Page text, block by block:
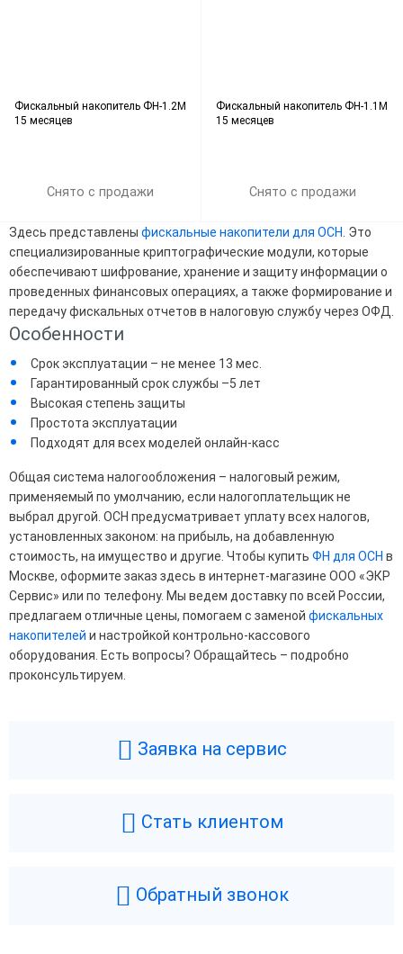
Фискальный накопитель ФН-1.2М
15 месяцев
Снято с продажи
Фискальный накопитель ФН-1.1М
15 месяцев
Снято с продажи
Здесь представлены фискальные накопители для ОСН . Это
специализированные криптографические модули, которые
обеспечивают шифрование, хранение и защиту информации о
проведенных финансовых операциях, а также формирование и
передачу фискальных отчетов в налоговую службу через ОФД.
Особенности
Срок эксплуатации – не менее 13 мес.
Гарантированный срок службы –5 лет
Высокая степень защиты
Простота эксплуатации
Подходят для всех моделей онлайн-касс
Общая система налогообложения – налоговый режим,
применяемый по умолчанию, если налогоплательщик не
выбрал другой. ОСН предусматривает уплату всех налогов,
установленных законом: на прибыль, на добавленную
стоимость, на имущество и другие. Чтобы купить ФН для ОСН в
Москве, оформите заказ здесь в интернет-магазине ООО «ЭКР
Сервис» или по телефону. Мы ведем доставку по всей России,
предлагаем отличные цены, помогаем с заменой фискальных
накопителей и настройкой контрольно-кассового
оборудования. Есть вопросы? Обращайтесь – подробно
проконсультируем.
Заявка на сервис
Стать клиентом
Обратный звонок